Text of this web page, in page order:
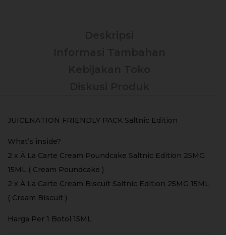
JUICENATION FRIENDLY PACK Saltnic Edition
What’s inside?
2 x À La Carte Cream Poundcake Saltnic Edition 25MG
15ML ( Cream Poundcake )
2 x À La Carte Cream Biscuit Saltnic Edition 25MG 15ML
( Cream Biscuit )
Harga Per 1 Botol 15ML